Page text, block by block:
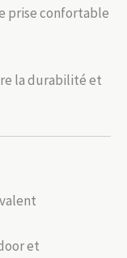
prise confortable
la durabilité et
et